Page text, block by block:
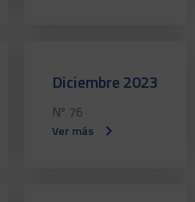
Diciembre 2023
Nº 76
Ver más